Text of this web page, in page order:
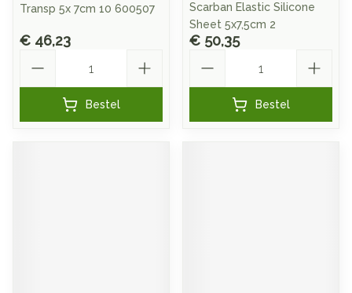
Transp 5x 7cm 10 600507
€ 46,23
Bestel
Scarban Elastic Silicone
Sheet 5x7,5cm 2
€ 50,35
Bestel